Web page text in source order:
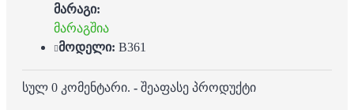
მარაგი:
მარაგშია
მოდელი: B361
სულ 0 კომენტარი. - შეაფასე პროდუქტი